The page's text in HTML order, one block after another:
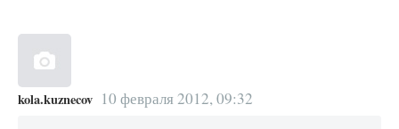
kola.kuznecov 10 февраля 2012, 09:32